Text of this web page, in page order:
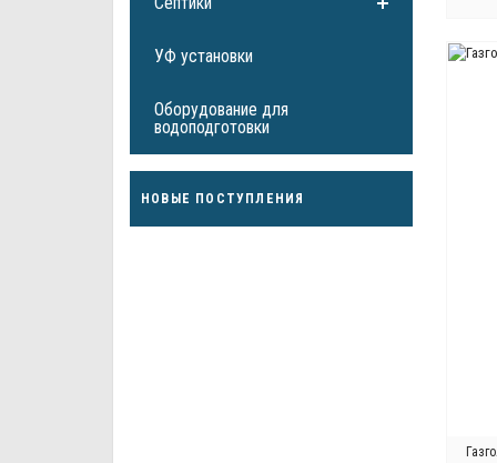
УФ установки
Оборудование для
водоподготовки
НОВЫЕ ПОСТУПЛЕНИЯ